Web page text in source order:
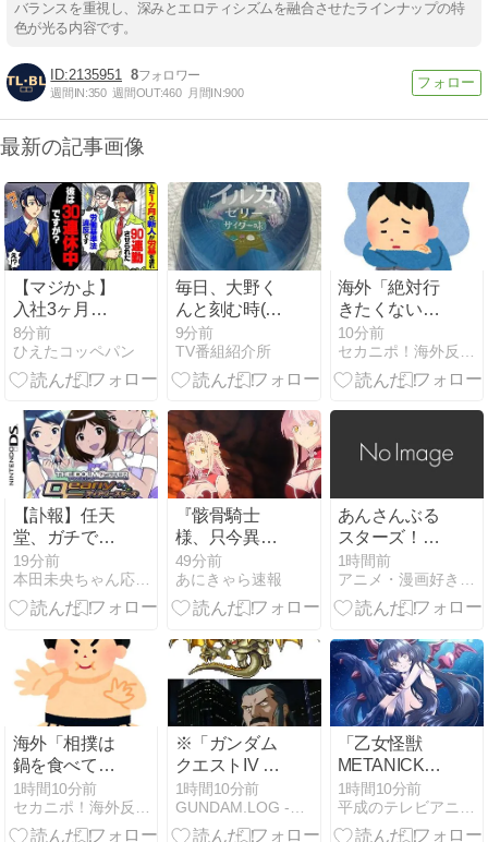
バランスを重視し、深みとエロティシズムを融合させたラインナップの特
色が光る内容です。
2135951 8
週間IN:350 週間OUT:460 月間IN:900
最新の記事画像
【マジかよ】
入社3ヶ月の
新人が労基を
連れて来て
「90連勤させ
「労働基準法
違反です」→
俺「彼は30連
休中です
が?」
8分前
ひえたコッペパン
毎日、大野く
んと刻む時(〃
▽〃)はや19
日・・・まだ
19日？しあわ
9分前
TV番組紹介所
海外「絶対行
きたくない国
は？」かなり
の割合であの
国を挙げられ
10分前
【訃報】任天
堂、ガチで終
わる…世界中
でゲーム機が
売れなくなっ
19分前
本田未央ちゃん応援まとめ速報
『骸骨騎士
様、只今異世
界へお出掛け
中Ⅱ』 第5話
リーザの里に
49分前
あにきゃら速報
あんさんぶる
スターズ！！
P.A.shots!!
Vol.7
1時間前
海外「相撲は
鍋を食べてる
だけ」←「何
もわかってな
い」元大関・
1時間10分前
※「ガンダム
クエストIV 導
かれし者た
ち」にありそ
うなこと
1時間10分前
「乙女怪獣
METANICK
[MP3]」（『乙
女怪獣キャラ
メリゼ』オー
1時間10分前